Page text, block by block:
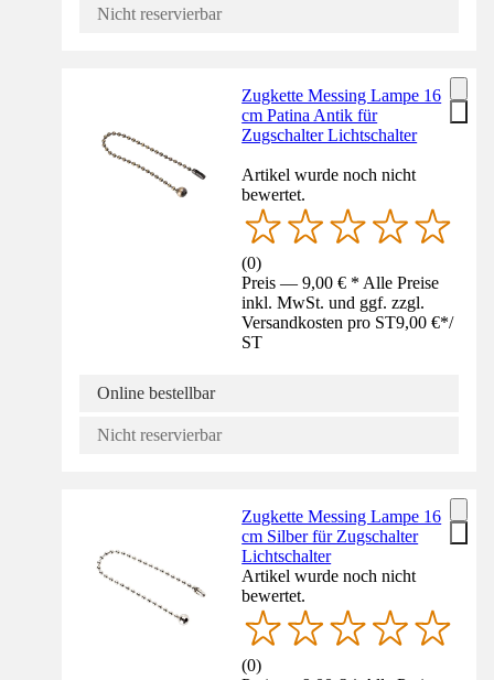
Nicht reservierbar
Zugkette Messing Lampe 16
cm Patina Antik für
Zugschalter Lichtschalter
Artikel wurde noch nicht
bewertet.
(0)
Preis — 9,00 € * Alle Preise
inkl. MwSt. und ggf. zzgl.
Versandkosten pro ST9,00 €*/
ST
Online bestellbar
Nicht reservierbar
Zugkette Messing Lampe 16
cm Silber für Zugschalter
Lichtschalter
Artikel wurde noch nicht
bewertet.
(0)